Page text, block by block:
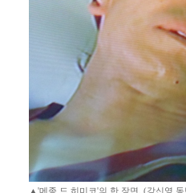
▲'메종 드 히미코'의 한 장면. (강신영